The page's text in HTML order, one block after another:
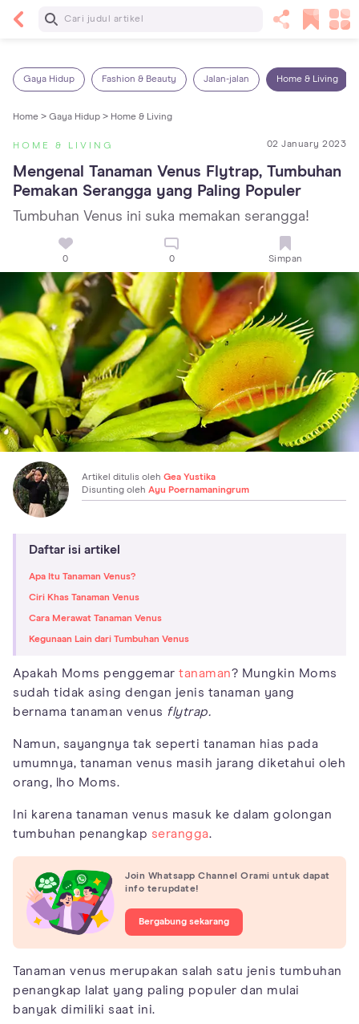
Baca Selanjutnya
Gaya Hidup Fashion & Beauty Jalan-jalan Home & Living
Home > Gaya Hidup > Home & Living
HOME & LIVING 02 January 2023
Mengenal Tanaman Venus Flytrap, Tumbuhan
Pemakan Serangga yang Paling Populer
Tumbuhan Venus ini suka memakan serangga!
0 0 Simpan
Artikel ditulis oleh Gea Yustika
Disunting oleh Ayu Poernamaningrum
Daftar isi artikel
Apa Itu Tanaman Venus?
Ciri Khas Tanaman Venus
Cara Merawat Tanaman Venus
Kegunaan Lain dari Tumbuhan Venus
Apakah Moms penggemar tanaman? Mungkin Moms
sudah tidak asing dengan jenis tanaman yang
bernama tanaman venus flytrap.
Namun, sayangnya tak seperti tanaman hias pada
umumnya, tanaman venus masih jarang diketahui oleh
orang, lho Moms.
Ini karena tanaman venus masuk ke dalam golongan
tumbuhan penangkap serangga.
Join Whatsapp Channel Orami untuk dapat
info terupdate!
Bergabung sekarang
Tanaman venus merupakan salah satu jenis tumbuhan
penangkap lalat yang paling populer dan mulai
banyak dimiliki saat ini.